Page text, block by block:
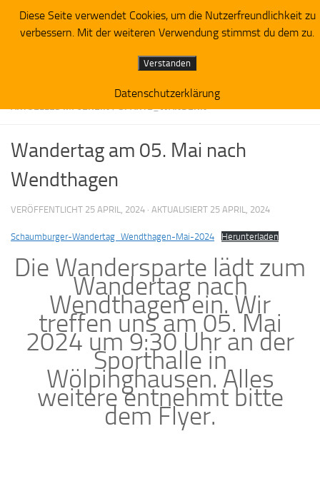
Zum Inhalt springen
AKTUELLES IM VEREIN/SPARTE_WANDERN
Wandertag am 05. Mai nach
Wendthagen
VERÖFFENTLICHT 25 APRIL, 2024 · AKTUALISIERT 25 APRIL, 2024
Schaumburger-Wandertag_Wendthagen-Mai-2024 Herunterladen
Die Wandersparte lädt zum
Wandertag nach
Wendthagen ein. Wir
treffen uns am 05. Mai
2024 um 9:30 Uhr an der
Sporthalle in
Wölpinghausen. Alles
weitere entnehmt bitte
dem Flyer.
Diese Seite verwendet Cookies, um die Nutzerfreundlichkeit zu
verbessern. Mit der weiteren Verwendung stimmst du dem zu.
Verstanden
Datenschutzerklärung